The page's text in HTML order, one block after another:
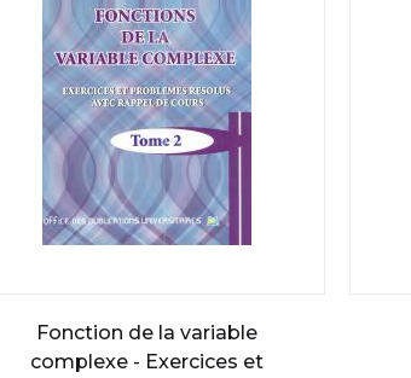
Fonction de la variable
complexe - Exercices et